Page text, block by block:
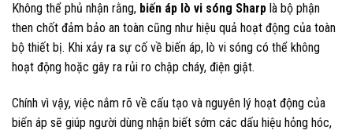
Không thể phủ nhận rằng, biến áp lò vi sóng Sharp là bộ phận
then chốt đảm bảo an toàn cũng như hiệu quả hoạt động của toàn
bộ thiết bị. Khi xảy ra sự cố về biến áp, lò vi sóng có thể không
hoạt động hoặc gây ra rủi ro chập cháy, điện giật.
Chính vì vậy, việc nắm rõ về cấu tạo và nguyên lý hoạt động của
biến áp sẽ giúp người dùng nhận biết sớm các dấu hiệu hỏng hóc,